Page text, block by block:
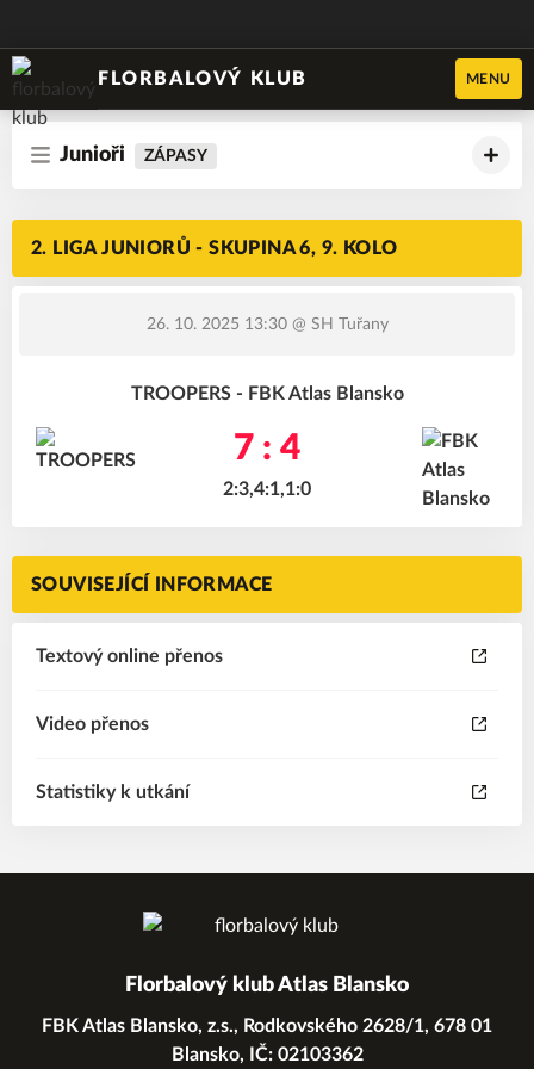
FLORBALOVÝ KLUB MENU
Junioři ZÁPASY
2. LIGA JUNIORŮ - SKUPINA 6, 9. KOLO
26. 10. 2025 13:30@ SH Tuřany
TROOPERS - FBK Atlas Blansko
7 : 4
2:3,4:1,1:0
SOUVISEJÍCÍ INFORMACE
Textový online přenos
Video přenos
Statistiky k utkání
Florbalový klub Atlas Blansko
FBK Atlas Blansko, z.s., Rodkovského 2628/1, 678 01
Blansko, IČ: 02103362